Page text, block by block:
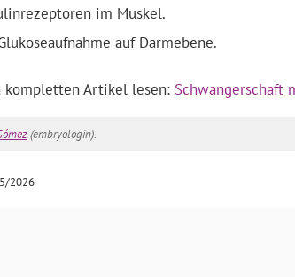
im Muskel.
auf Darmebene.
kompletten Artikel lesen: Schwangerschaft
(embryologin).
2026